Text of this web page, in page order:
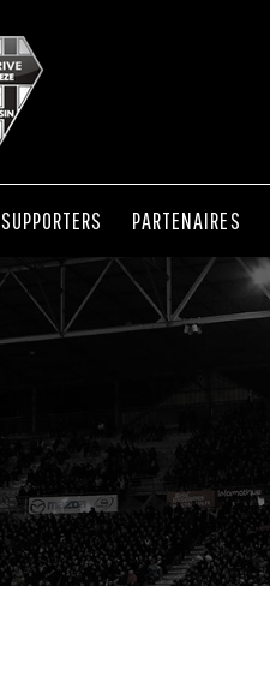
SUPPORTERS PARTENAIRES